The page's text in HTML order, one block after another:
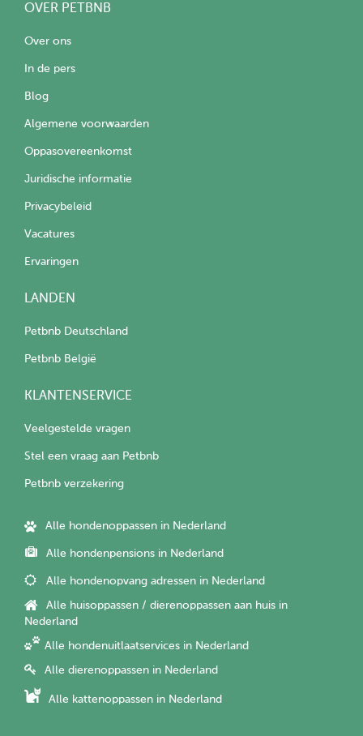
OVER PETBNB
Over ons
In de pers
Blog
Algemene voorwaarden
Oppasovereenkomst
Juridische informatie
Privacybeleid
Vacatures
Ervaringen
LANDEN
Petbnb Deutschland
Petbnb België
KLANTENSERVICE
Veelgestelde vragen
Stel een vraag aan Petbnb
Petbnb verzekering
Alle hondenoppassen in Nederland
Alle hondenpensions in Nederland
Alle hondenopvang adressen in Nederland
Alle huisoppassen / dierenoppassen aan huis in
Nederland
Alle hondenuitlaatservices in Nederland
Alle dierenoppassen in Nederland
Alle kattenoppassen in Nederland